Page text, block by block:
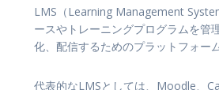
LMS（Learning Management
ースやトレーニングプログラムを管
化、配信するためのプラットフォー
代表的なLMSとしては、Moodle、